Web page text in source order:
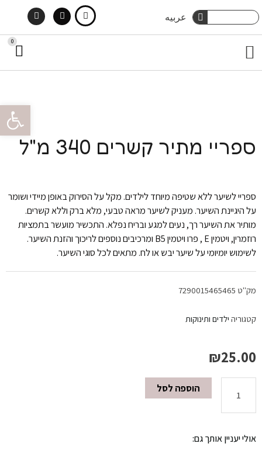
דילוג
חיפוש
חיפוש
عربيه
Facebook
Instagram
תפריט 0
ספריי מתיר קשרים 340 מ"ל
ספריי לשיער ללא שטיפה מיוחד לילדים. מקל על הסירוק באופן מיידי ושומר
על היגיינת השיער. מעניק לשיער מראה טבעי, מלא ברק וללא קשרים.
מותיר את השיער רך, נעים למגע ובריח נפלא. התכשיר מועשר בתמציות
רוזמרין, ויטמין E , פרו ויטמין B5 ומרכיבים נוספים לריכוך והזנת השיער.
לשימוש יומיומי על שיער יבש או לח. מתאים לכל סוגי השיער.
מק"ט 7290015465465
קטגוריה ילדים ותינוקות
₪25.00
כמות הוספה לסל
אולי יעניין אותך גם:
פתח